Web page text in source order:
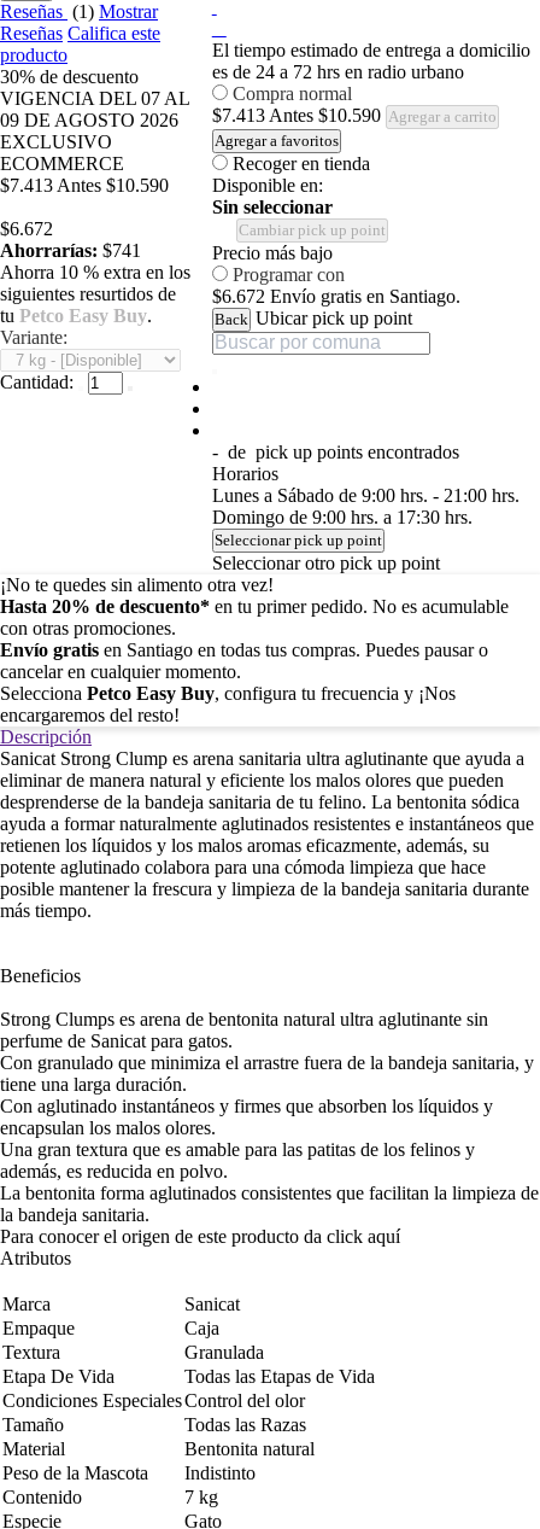
Reseñas (1) Mostrar
Reseñas Califica este
producto
30% de descuento
VIGENCIA DEL 07 AL
09 DE AGOSTO 2026
EXCLUSIVO
ECOMMERCE
$7.413 Antes $10.590
$6.672
Ahorrarías: $741
Ahorra 10 % extra en los
siguientes resurtidos de
tu Petco Easy Buy.
Variante:
Cantidad:
El tiempo estimado de entrega a domicilio
es de 24 a 72 hrs en radio urbano
Compra normal
$7.413 Antes $10.590 Agregar a carrito
Agregar a favoritos
Recoger en tienda
Disponible en:
Sin seleccionar
Cambiar pick up point
Precio más bajo
Programar con
$6.672 Envío gratis en Santiago.
Back Ubicar pick up point
- de pick up points encontrados
Horarios
Lunes a Sábado de 9:00 hrs. - 21:00 hrs.
Domingo de 9:00 hrs. a 17:30 hrs.
Seleccionar pick up point
Seleccionar otro pick up point
¡No te quedes sin alimento otra vez!
Hasta 20% de descuento* en tu primer pedido. No es acumulable
con otras promociones.
Envío gratis en Santiago en todas tus compras. Puedes pausar o
cancelar en cualquier momento.
Selecciona Petco Easy Buy, configura tu frecuencia y ¡Nos
encargaremos del resto!
Descripción
Sanicat Strong Clump es arena sanitaria ultra aglutinante que ayuda a
eliminar de manera natural y eficiente los malos olores que pueden
desprenderse de la bandeja sanitaria de tu felino. La bentonita sódica
ayuda a formar naturalmente aglutinados resistentes e instantáneos que
retienen los líquidos y los malos aromas eficazmente, además, su
potente aglutinado colabora para una cómoda limpieza que hace
posible mantener la frescura y limpieza de la bandeja sanitaria durante
más tiempo.
Beneficios
Strong Clumps es arena de bentonita natural ultra aglutinante sin
perfume de Sanicat para gatos.
Con granulado que minimiza el arrastre fuera de la bandeja sanitaria, y
tiene una larga duración.
Con aglutinado instantáneos y firmes que absorben los líquidos y
encapsulan los malos olores.
Una gran textura que es amable para las patitas de los felinos y
además, es reducida en polvo.
La bentonita forma aglutinados consistentes que facilitan la limpieza de
la bandeja sanitaria.
Para conocer el origen de este producto da click aquí
Atributos
Marca
Sanicat
Empaque
Caja
Textura
Granulada
Etapa De Vida
Todas las Etapas de Vida
Condiciones EspecialesControl del olor
Tamaño
Todas las Razas
Material
Bentonita natural
Peso de la Mascota
Indistinto
Contenido
7 kg
Especie
Gato